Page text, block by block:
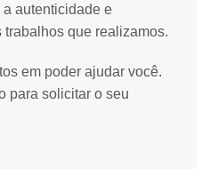
autenticidade e
que realizamos.
em poder ajudar você.
para solicitar o seu